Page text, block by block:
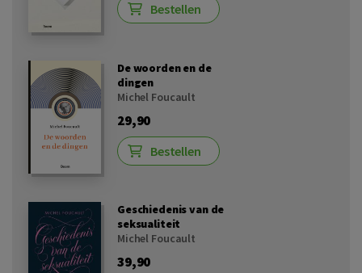
Bestellen
De woorden en de
dingen
Michel Foucault
29,90
Bestellen
Geschiedenis van de
seksualiteit
Michel Foucault
39,90